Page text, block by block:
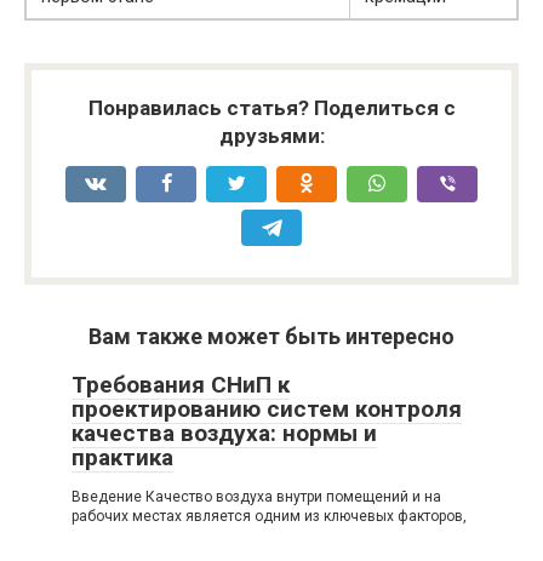
Понравилась статья? Поделиться с
друзьями:
Вам также может быть интересно
Требования СНиП к
проектированию систем контроля
качества воздуха: нормы и
практика
Введение Качество воздуха внутри помещений и на
рабочих местах является одним из ключевых факторов,